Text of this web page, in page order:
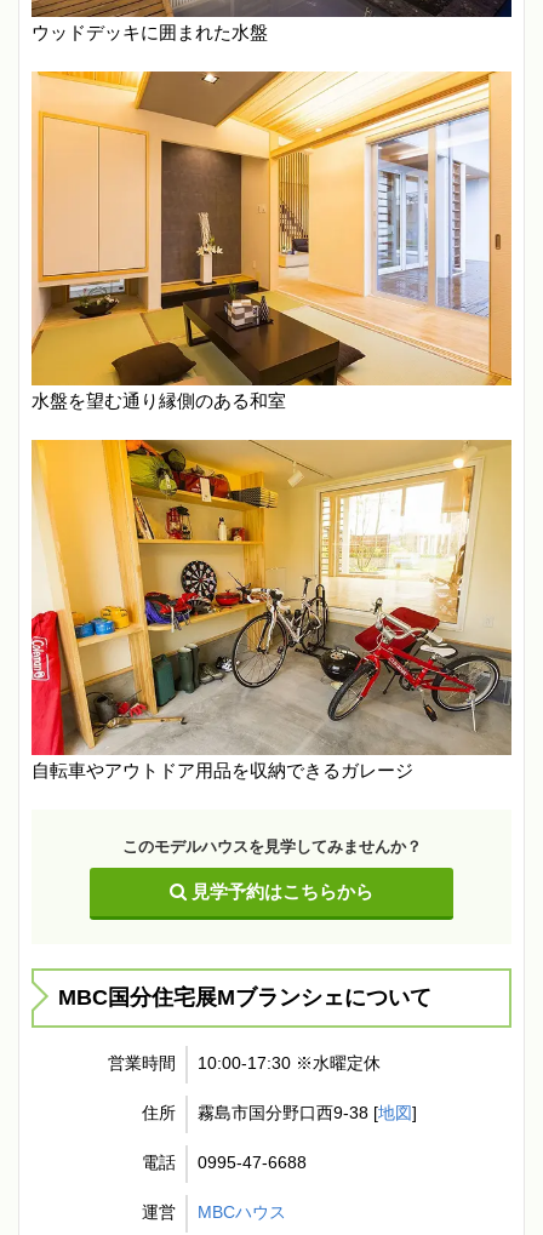
ウッドデッキに囲まれた水盤
水盤を望む通り縁側のある和室
自転車やアウトドア用品を収納できるガレージ
このモデルハウスを見学してみませんか？
見学予約はこちらから
MBC国分住宅展Mブランシェについて
営業時間 10:00-17:30 ※水曜定休
住所 霧島市国分野口西9-38 [地図 ]
電話 0995-47-6688
運営 MBCハウス